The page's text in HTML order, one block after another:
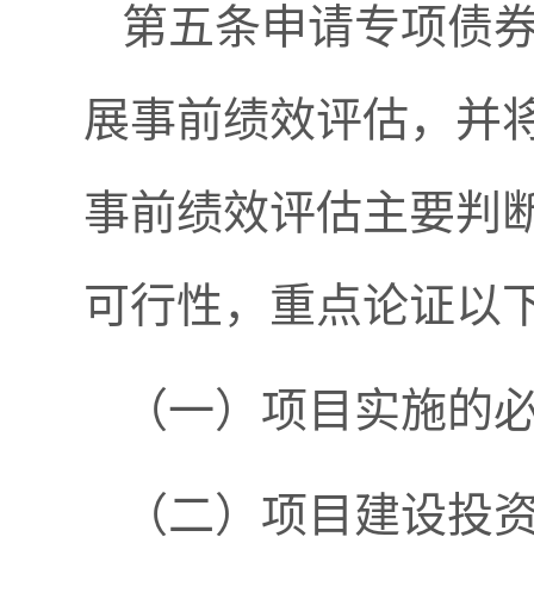
第五条申请专项债
展事前绩效评估，并
事前绩效评估主要判
可行性，重点论证以
（一）项目实施的
（二）项目建设投